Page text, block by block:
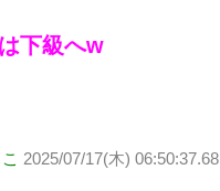
下級へw
2025/07/17(木) 06:50:37.68